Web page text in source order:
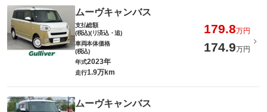
ムーヴキャンバス
支払総額
(税込)(リ済込・追)
179.8万円
車両本体価格
(税込)
174.9万円
年式2023年
走行1.9万km
ムーヴキャンバス